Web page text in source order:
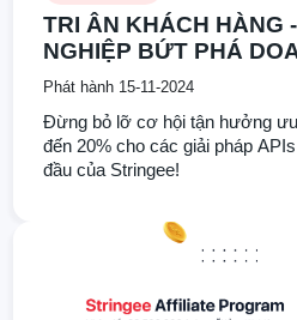
TRI ÂN KHÁCH HÀNG
NGHIỆP BỨT PHÁ
Phát hành 15-11-2024
Đừng bỏ lỡ cơ hội tận hưởng
đến 20% cho các giải pháp
đầu của Stringee!